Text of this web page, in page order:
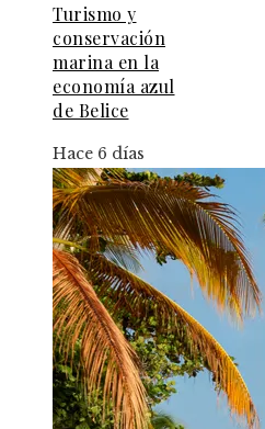
Turismo y
conservación
marina en la
economía azul
de Belice
Hace 6 días